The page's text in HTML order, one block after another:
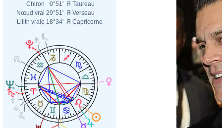
Chiron
0°51' Я Taureau
Nœud vrai 29°51' Я Verseau
Lilith vraie 18°34' Я Capricorne